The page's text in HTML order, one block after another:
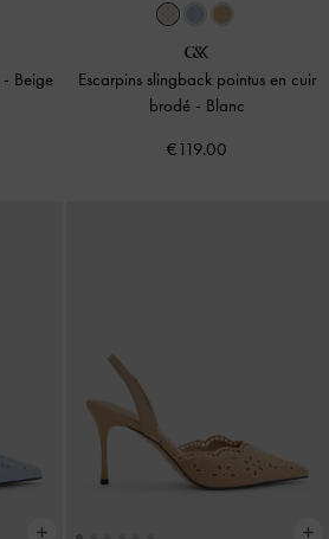
- Beige
Escarpins slingback pointus en cuir
brodé - Blanc
€119.00